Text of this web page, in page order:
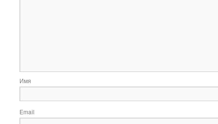
Имя
Email